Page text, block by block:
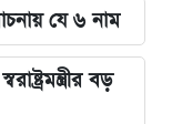
যে ৬ নাম
বড়